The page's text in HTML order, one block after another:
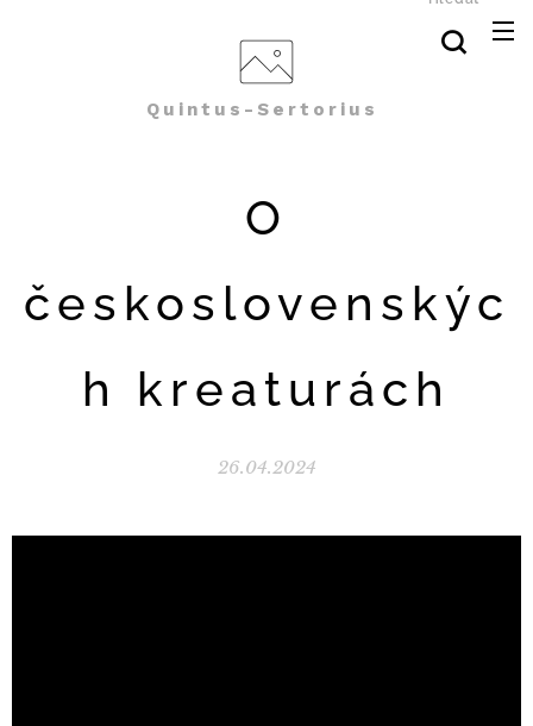
Quintus-Sertorius
O
československýc
h kreaturách
26.04.2024